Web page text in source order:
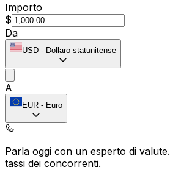
Importo
$
Da
USD - Dollaro statunitense
A
EUR - Euro
Parla oggi con un esperto di valute.
tassi dei concorrenti.